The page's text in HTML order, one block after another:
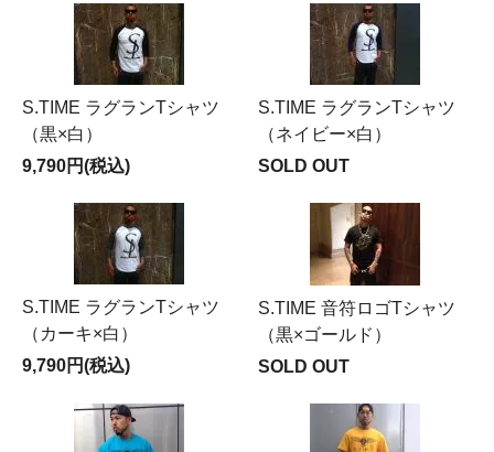
S.TIME ラグランTシャツ
（黒×白）
9,790円(税込)
S.TIME ラグランTシャツ
（ネイビー×白）
SOLD OUT
S.TIME ラグランTシャツ
（カーキ×白）
9,790円(税込)
S.TIME 音符ロゴTシャツ
（黒×ゴールド）
SOLD OUT